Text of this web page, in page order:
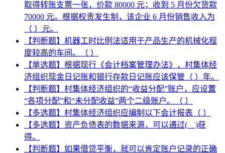
取得转账支票一张，价款 80000 元；收到 5 月份欠货款
70000 元。根据权责发生制，该企业 6 月份销售收入为
（ ）元。
【判断题】机器工时比例法适用于产品生产的机械化程
度较高的车间。（ ）
【单选题】根据现行《会计档案管理办法》，村集体经
济组织现金日记账和银行存款日记账应该保管（ ）年。
【判断题】村集体经济组织的“收益分配”账户，应设置
“各项分配”和“未分配收益”两个二级账户。（ ）
【多选题】村集体经济组织应编制以下会计报表（ ）
【多选题】资产负债表的数据来源，可以通过( )获
得。
【判断题】如果借贷平衡，就可以肯定账户记录的正确